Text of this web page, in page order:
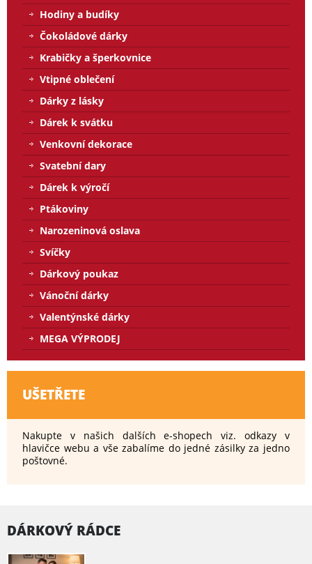
Hodiny a budíky
Čokoládové dárky
Krabičky a šperkovnice
Vtipné oblečení
Dárky z lásky
Dárek k svátku
Venkovní dekorace
Svatební dary
Dárek k výročí
Ptákoviny
Narozeninová oslava
Svíčky
Dárkový poukaz
Vánoční dárky
Valentýnské dárky
MEGA VÝPRODEJ
UŠETŘETE
Nakupte v našich dalších e-shopech viz. odkazy v
hlavičce webu a vše zabalíme do jedné zásilky za jedno
poštovné.
DÁRKOVÝ RÁDCE